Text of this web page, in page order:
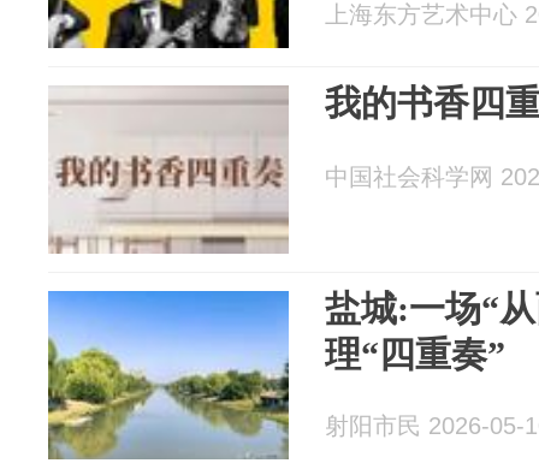
上海东方艺术中心
我的书香四
中国社会科学网
盐城:一场“
理“四重奏”
射阳市民 2026-05-